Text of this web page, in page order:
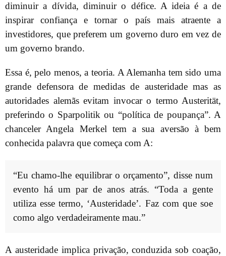
diminuir a dívida, diminuir o défice. A ideia é a de
inspirar confiança e tornar o país mais atraente a
investidores, que preferem um governo duro em vez de
um governo brando.
Essa é, pelo menos, a teoria. A Alemanha tem sido uma
grande defensora de medidas de austeridade mas as
autoridades alemãs evitam invocar o termo Austerität,
preferindo o Sparpolitik ou “política de poupança”. A
chanceler Angela Merkel tem a sua aversão à bem
conhecida palavra que começa com A:
“Eu chamo-lhe equilibrar o orçamento”, disse num
evento há um par de anos atrás. “Toda a gente
utiliza esse termo, ‘Austeridade’. Faz com que soe
como algo verdadeiramente mau.”
A austeridade implica privação, conduzida sob coação,